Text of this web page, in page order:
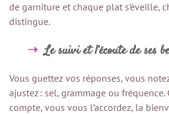
de garniture et chaque plat s’éveille,
distingue.
Le suivi et l’écoute de ses
Vous guettez vos réponses, vous
ajustez : sel, grammage ou fréquence.
compte, vous vous l’accordez, la